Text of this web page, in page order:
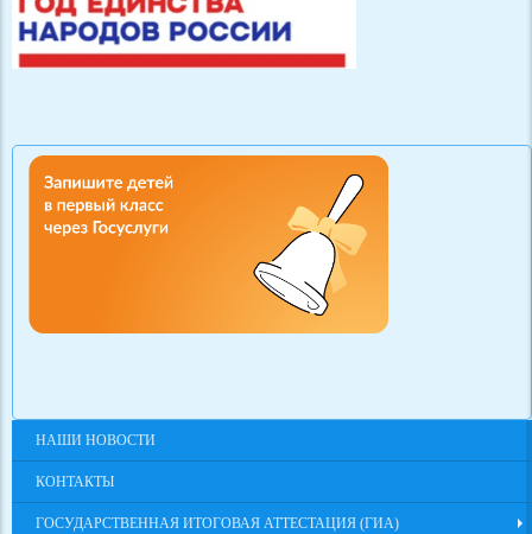
НАШИ НОВОСТИ
КОНТАКТЫ
ГОСУДАРСТВЕННАЯ ИТОГОВАЯ АТТЕСТАЦИЯ (ГИА)